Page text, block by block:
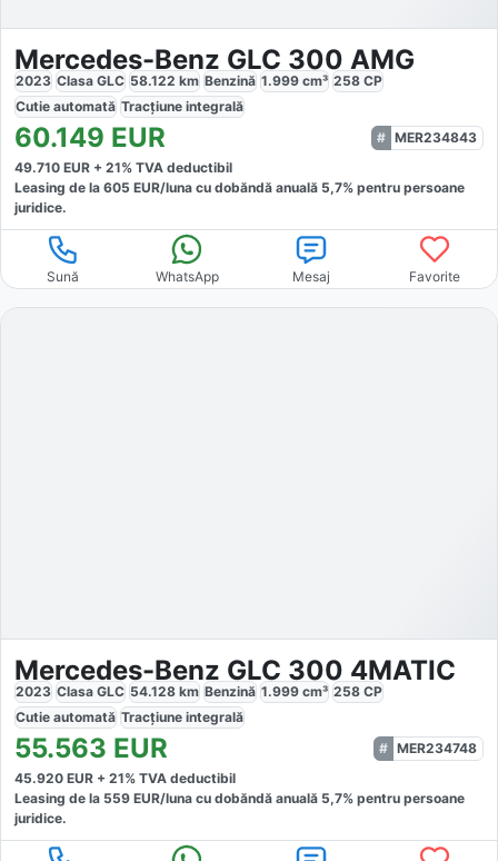
Mercedes-Benz GLC 300 AMG
2023 Clasa GLC 58.122 km Benzină 1.999 cm³ 258 CP
Cutie automată Tracțiune integrală
60.149 EUR
MER234843
49.710 EUR + 21% TVA deductibil
Leasing de la 605 EUR/luna cu dobăndă anuală 5,7% pentru persoane
juridice.
Sună WhatsApp Mesaj Favorite
Mercedes-Benz GLC 300 4MATIC
2023 Clasa GLC 54.128 km Benzină 1.999 cm³ 258 CP
Cutie automată Tracțiune integrală
55.563 EUR
MER234748
45.920 EUR + 21% TVA deductibil
Leasing de la 559 EUR/luna cu dobăndă anuală 5,7% pentru persoane
juridice.